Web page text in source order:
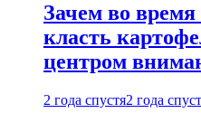
Зачем во
класть
центром
2 года спустя2 года